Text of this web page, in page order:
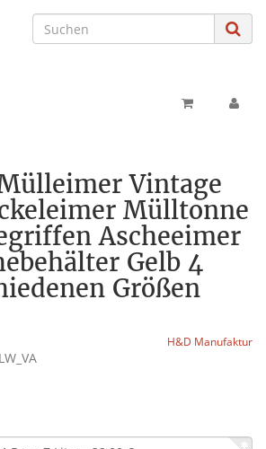
Vintage
Mülltonne
Ascheeimer
Gelb 4
Größen
H&D Manufaktur